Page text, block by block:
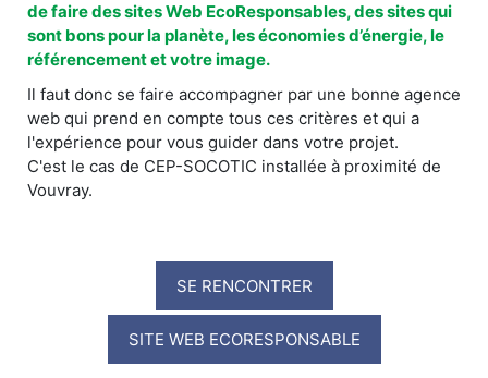
de faire des sites Web EcoResponsables, des sites qui
sont bons pour la planète, les économies d’énergie, le
référencement et votre image.
Il faut donc se faire accompagner par une bonne agence
web qui prend en compte tous ces critères et qui a
l'expérience pour vous guider dans votre projet.
C'est le cas de CEP-SOCOTIC installée à proximité de
Vouvray.
SE RENCONTRER
SITE WEB ECORESPONSABLE